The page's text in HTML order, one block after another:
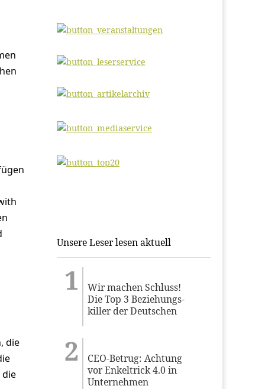
die
Unsere Leser lesen aktuell
Wir machen Schluss!
Die Top 3 Beziehungs-
killer der Deutschen
CEO-Betrug: Achtung
vor Enkeltrick 4.0 in
Unternehmen